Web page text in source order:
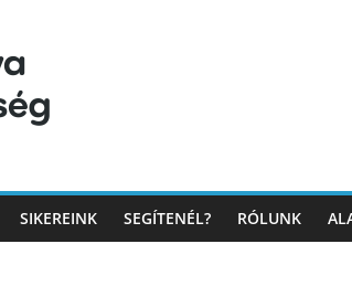
SIKEREINK SEGÍTENÉL? RÓLUNK